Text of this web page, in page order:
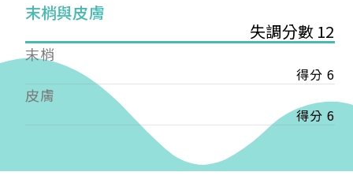
末梢與皮膚
失調分數 12
末梢
得分 6
皮膚
得分 6
入會費新臺幣3000元，於會員入會時繳納；常年會
戶名: 社團法人台灣自律神經健康培訓暨發展協會
帳號: 003-03-501566-2
銀行: (013) 國泰世華 南京東路分行